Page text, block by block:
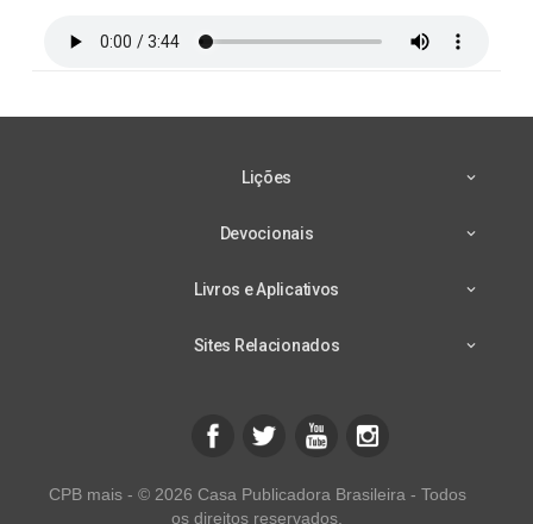
Lições
Devocionais
Livros e Aplicativos
Sites Relacionados
CPB mais - © 2026 Casa Publicadora Brasileira - Todos
os direitos reservados.